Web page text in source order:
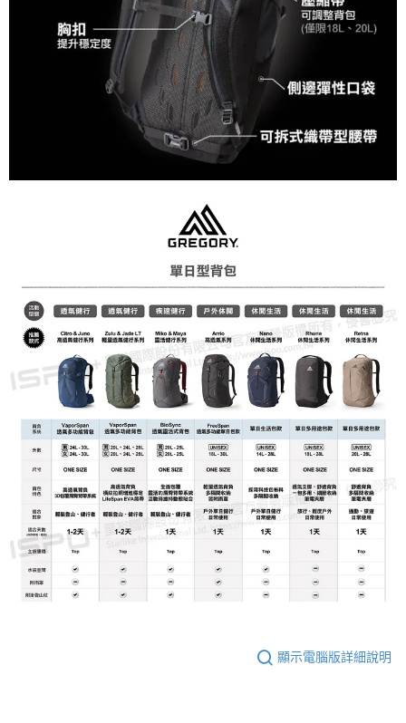
顯示電腦版詳細說明